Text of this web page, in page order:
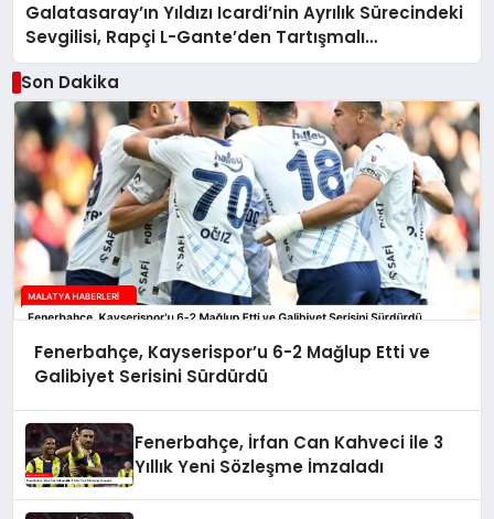
Galatasaray’ın Yıldızı Icardi’nin Ayrılık Sürecindeki
Sevgilisi, Rapçi L-Gante’den Tartışmalı
Açıklamalar
Son Dakika
Fenerbahçe, Kayserispor’u 6-2 Mağlup Etti ve
Galibiyet Serisini Sürdürdü
Fenerbahçe, İrfan Can Kahveci ile 3
Yıllık Yeni Sözleşme İmzaladı